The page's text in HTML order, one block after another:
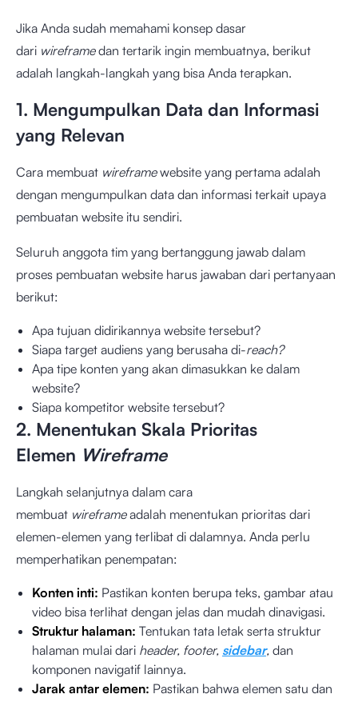
Jika Anda sudah memahami konsep dasar
dari wireframedan tertarik ingin membuatnya, berikut
adalah langkah-langkah yang bisa Anda terapkan.
1. Mengumpulkan Data dan Informasi
yang Relevan
Cara membuat wireframewebsite yang pertama adalah
dengan mengumpulkan data dan informasi terkait upaya
pembuatan website itu sendiri.
Seluruh anggota tim yang bertanggung jawab dalam
proses pembuatan website harus jawaban dari pertanyaan
berikut:
Apa tujuan didirikannya website tersebut?
Siapa target audiens yang berusaha di-reach?
Apa tipe konten yang akan dimasukkan ke dalam
website?
Siapa kompetitor website tersebut?
2. Menentukan Skala Prioritas
Elemen Wireframe
Langkah selanjutnya dalam cara
membuat wireframeadalah menentukan prioritas dari
elemen-elemen yang terlibat di dalamnya. Anda perlu
memperhatikan penempatan:
Konten inti: Pastikan konten berupa teks, gambar atau
video bisa terlihat dengan jelas dan mudah dinavigasi.
Struktur halaman: Tentukan tata letak serta struktur
halaman mulai dari header, footer, sidebar, dan
komponen navigatif lainnya.
Jarak antar elemen: Pastikan bahwa elemen satu dan